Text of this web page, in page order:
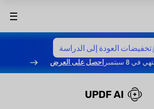
تخفيضات العودة إلى الدراسة
8 سبتمبر احصل على العرض
UPDF AI